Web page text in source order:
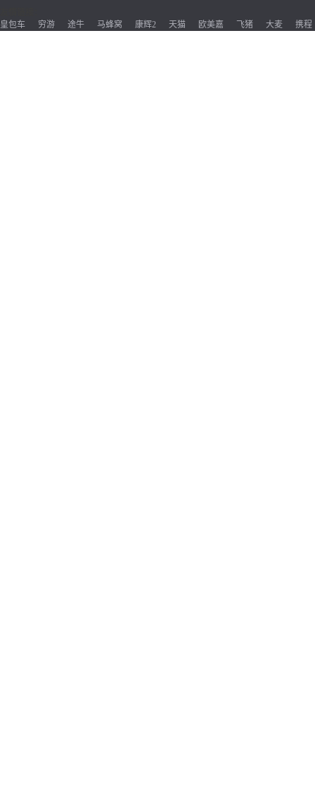
皇包车
穷游 途牛 马蜂窝 康辉2 天猫 欧美嘉 飞猪 大麦 携程